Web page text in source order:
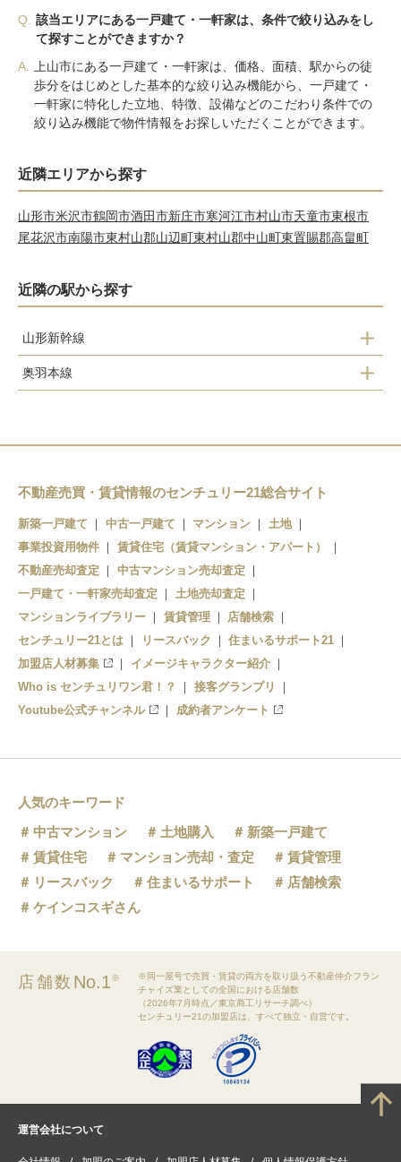
Q.
該当エリアにある一戸建て・一軒家は、条件で絞り込みをし
て探すことができますか？
A.
上山市にある一戸建て・一軒家は、価格、面積、駅からの徒
歩分をはじめとした基本的な絞り込み機能から、一戸建て・
一軒家に特化した立地、特徴、設備などのこだわり条件での
絞り込み機能で物件情報をお探しいただくことができます。
近隣エリアから探す
山形市米沢市鶴岡市酒田市新庄市寒河江市村山市天童市東根市
尾花沢市南陽市東村山郡山辺町東村山郡中山町東置賜郡高畠町
近隣の駅から探す
山形新幹線
かみのやま温泉駅
奥羽本線
かみのやま温泉駅
茂吉記念館前駅
不動産売買・賃貸情報のセンチュリー21総合サイト
新築一戸建て 中古一戸建て マンション
土地
事業投資用物件
賃貸住宅（賃貸マンション・アパート）
不動産売却査定
中古マンション売却査定
一戸建て・一軒家売却査定
土地売却査定
マンションライブラリー
賃貸管理
店舗検索
センチュリー21とは
リースバック
住まいるサポート21
加盟店人材募集
イメージキャラクター紹介
Who is センチュリワン君！？
接客グランプリ
Youtube公式チャンネル
成約者アンケート
人気のキーワード
中古マンション
土地購入
新築一戸建て
賃貸住宅
マンション売却・査定
賃貸管理
リースバック
住まいるサポート
店舗検索
ケインコスギさん
店舗数 No.1※
※同一屋号で売買・賃貸の両方を取り扱う不動産仲介フラン
チャイズ業としての全国における店舗数
（2026年7月時点／東京商工リサーチ調べ）
センチュリー21の加盟店は、すべて独立・自営です。
運営会社について